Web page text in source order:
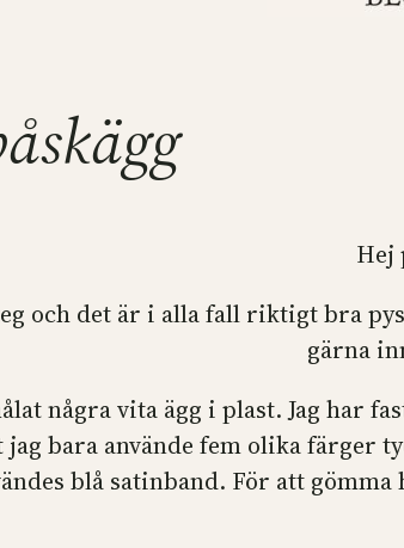
Hej
och det är i alla fall riktigt bra
gärna
några vita ägg i plast. Jag har
bara använde fem olika färger
blå satinband. För att